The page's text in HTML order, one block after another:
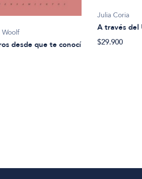
Woolf
desde que te conocí
Julia Coria
A través del
$29.900